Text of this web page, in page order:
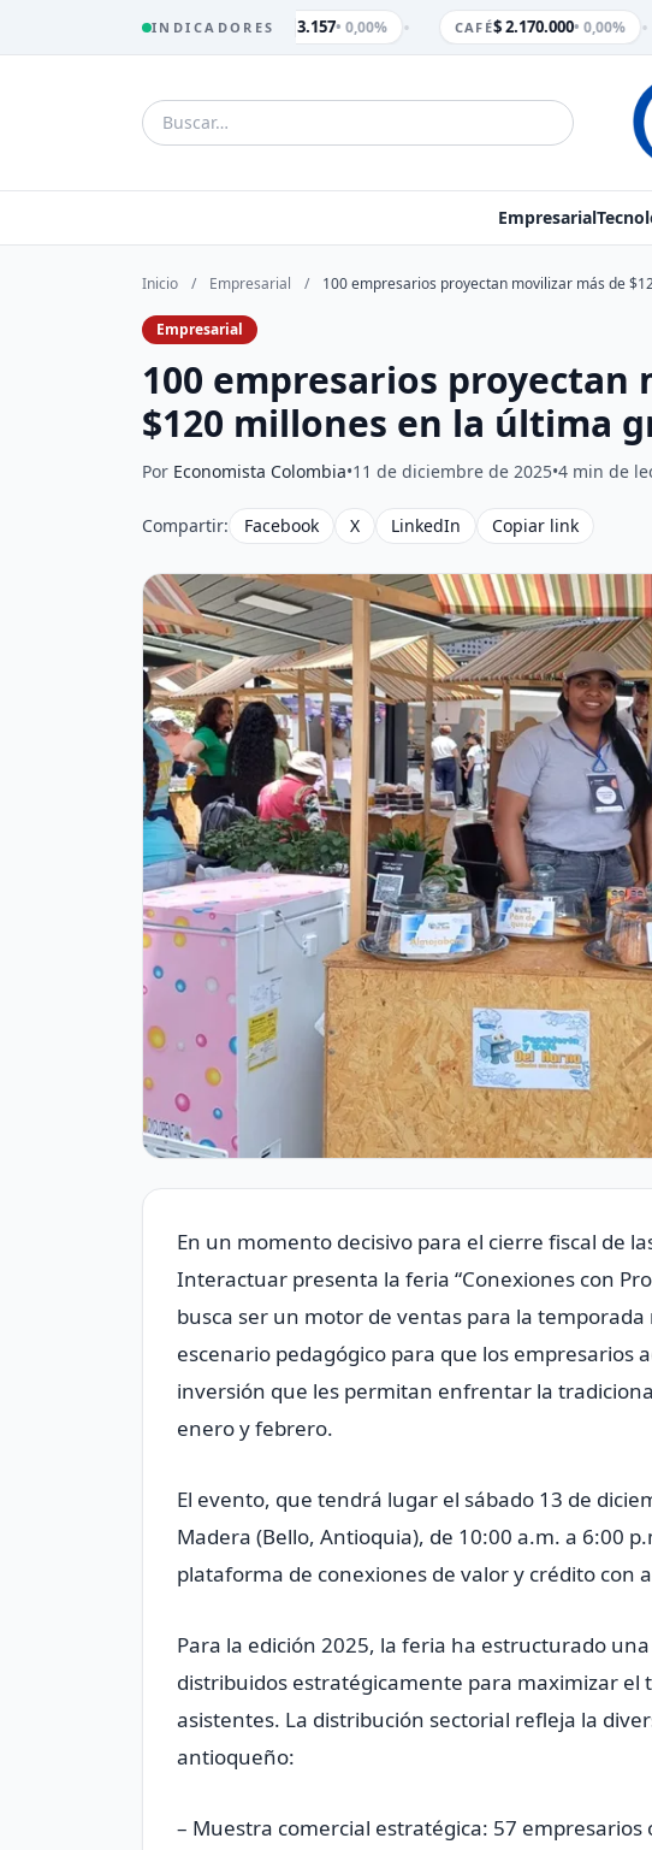
INDICADORES
TRM $ 3.157• 0,00% CAFÉ$ 2.170.000• 0,00%
Empresarial
Inicio / Empresarial / 100 empresarios proyectan movilizar más de
Empresarial
100 empresarios proyectan
$120 millones en la última
Por Economista Colombia•11 de diciembre de 2025•4 min de
Compartir: Facebook X LinkedIn Copiar link
En un momento decisivo para el cierre fiscal de
Interactuar presenta la feria “Conexiones con
busca ser un motor de ventas para la
escenario pedagógico para que los empresarios
inversión que les permitan enfrentar la
enero y febrero.
El evento, que tendrá lugar el sábado 13 de
Madera (Bello, Antioquia), de 10:00 a.m. a 6:00
plataforma de conexiones de valor y crédito con
Para la edición 2025, la feria ha estructurado
distribuidos estratégicamente para maximizar el
asistentes. La distribución sectorial refleja la
antioqueño:
– Muestra comercial estratégica: 57